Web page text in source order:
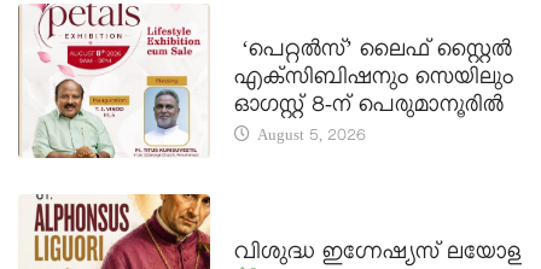
‘പെറ്റൽസ്’ ലൈഫ് സ്റ്റൈൽ
എക്സിബിഷനും സെയിലും
ഓഗസ്റ്റ് 8-ന് പെരുമാനൂരിൽ
August 5, 2026
വിശുദ്ധ ഇഗ്നേഷ്യസ് ലയോള